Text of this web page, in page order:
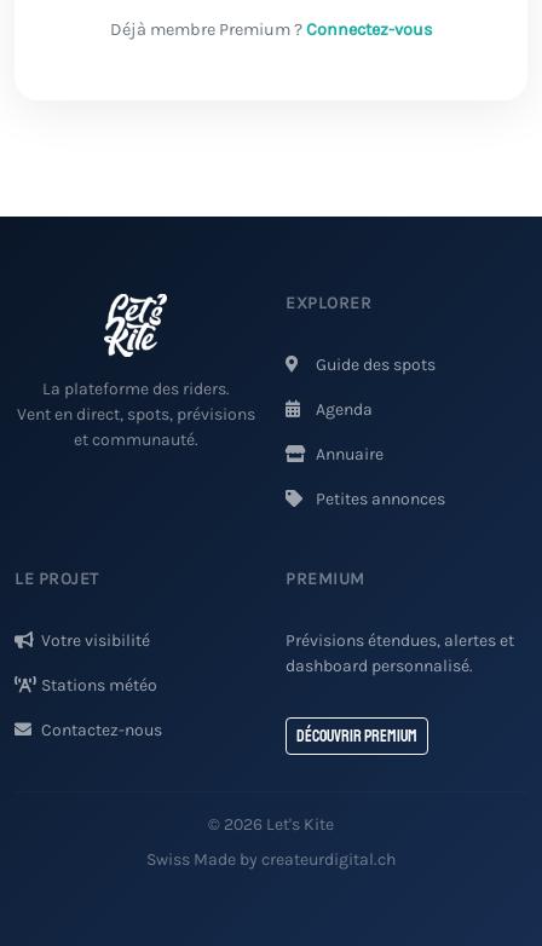
Déjà membre Premium ?Connectez-vous
La plateforme des riders.
Vent en direct, spots, prévisions
et communauté.
EXPLORER
Guide des spots
Agenda
Annuaire
Petites annonces
LE PROJET
Votre visibilité
Stations météo
Contactez-nous
PREMIUM
Prévisions étendues, alertes et
dashboard personnalisé.
Découvrir Premium
© 2026 Let's Kite
Swiss Made by createurdigital.ch